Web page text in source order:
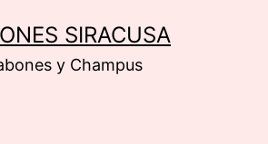
SIRACUSA
y Champus